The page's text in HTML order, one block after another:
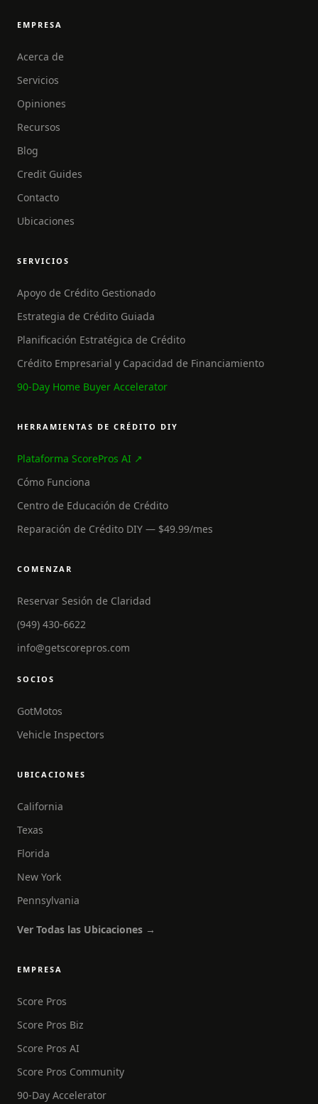
EMPRESA
Acerca de
Servicios
Opiniones
Recursos
Blog
Credit Guides
Contacto
Ubicaciones
SERVICIOS
Apoyo de Crédito Gestionado
Estrategia de Crédito Guiada
Planificación Estratégica de Crédito
Crédito Empresarial y Capacidad de Financiamiento
90-Day Home Buyer Accelerator
HERRAMIENTAS DE CRÉDITO DIY
Plataforma ScorePros AI ↗
Cómo Funciona
Centro de Educación de Crédito
Reparación de Crédito DIY — $49.99/mes
COMENZAR
Reservar Sesión de Claridad
(949) 430-6622
info@getscorepros.com
SOCIOS
GotMotos
Vehicle Inspectors
UBICACIONES
California
Texas
Florida
New York
Pennsylvania
Ver Todas las Ubicaciones →
EMPRESA
Score Pros
Score Pros Biz
Score Pros AI
Score Pros Community
90-Day Accelerator